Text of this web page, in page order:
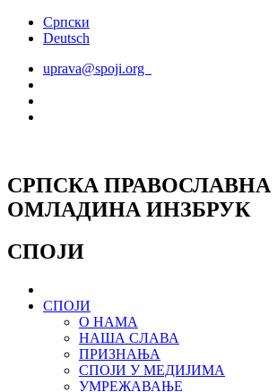
СкочитеСрпски
Deutsch
uprava@spoji.org
СРПСКА ПРАВОСЛАВНА
ОМЛАДИНА ИНЗБРУК
СПОЈИ
СПОЈИ
О НАМА
НАША СЛАВА
ПРИЗНАЊА
СПОЈИ У МЕДИЈИМА
УМРЕЖАВАЊЕ